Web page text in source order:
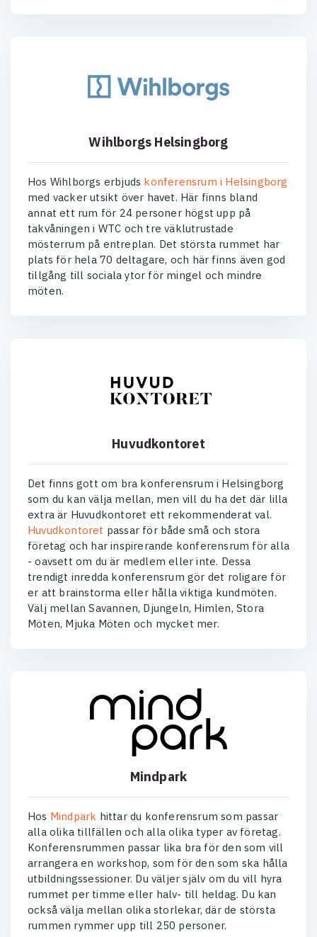
Wihlborgs Helsingborg
Hos Wihlborgs erbjuds konferensrum i Helsingborg
med vacker utsikt över havet. Här finns bland
annat ett rum för 24 personer högst upp på
takvåningen i WTC och tre väklutrustade
mösterrum på entreplan. Det största rummet har
plats för hela 70 deltagare, och här finns även god
tillgång till sociala ytor för mingel och mindre
möten.
Huvudkontoret
Det finns gott om bra konferensrum i Helsingborg
som du kan välja mellan, men vill du ha det där lilla
extra är Huvudkontoret ett rekommenderat val.
Huvudkontoret passar för både små och stora
företag och har inspirerande konferensrum för alla
- oavsett om du är medlem eller inte. Dessa
trendigt inredda konferensrum gör det roligare för
er att brainstorma eller hålla viktiga kundmöten.
Välj mellan Savannen, Djungeln, Himlen, Stora
Möten, Mjuka Möten och mycket mer.
Mindpark
Hos Mindpark hittar du konferensrum som passar
alla olika tillfällen och alla olika typer av företag.
Konferensrummen passar lika bra för den som vill
arrangera en workshop, som för den som ska hålla
utbildningssessioner. Du väljer själv om du vill hyra
rummet per timme eller halv- till heldag. Du kan
också välja mellan olika storlekar, där de största
rummen rymmer upp till 250 personer.